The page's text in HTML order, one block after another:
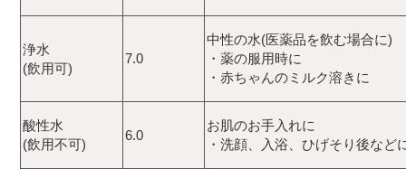
浄水
(飲用可)
7.0
中性の水(医薬品を飲む場合に)
・薬の服用時に
・赤ちゃんのミルク溶きに
酸性水
(飲用不可)
6.0
お肌のお手入れに
・洗顔、入浴、ひげそり後など